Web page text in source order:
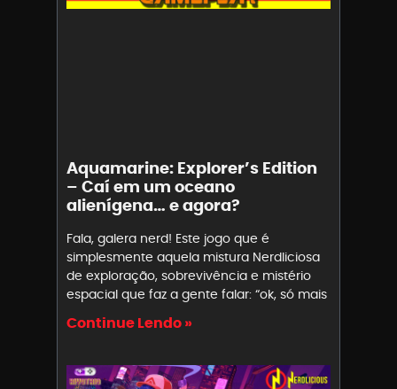
Aquamarine: Explorer’s Edition
– Caí em um oceano
alienígena… e agora?
Fala, galera nerd! Este jogo que é
simplesmente aquela mistura Nerdliciosa
de exploração, sobrevivência e mistério
espacial que faz a gente falar: “ok, só mais
Continue Lendo »